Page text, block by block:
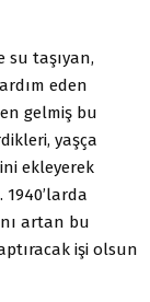
su taşıyan,
eden
gelmiş bu
yaşça
ekleyerek
1940’larda
artan bu
işi olsun